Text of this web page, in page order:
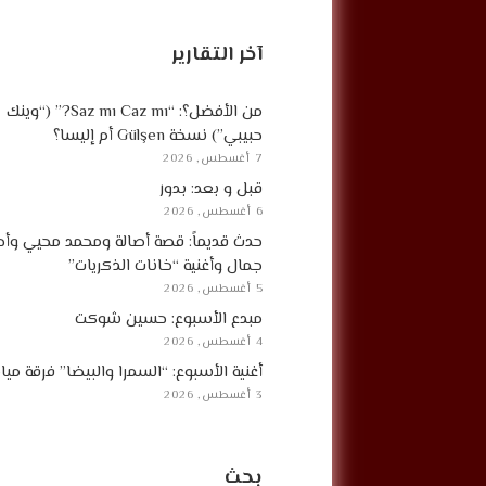
آخر التقارير
من الأفضل؟: “Saz mı Caz mı?” (“وينك
حبيبي”) نسخة Gülşen أم إليسا؟
7 أغسطس, 2026
قبل و بعد: بدور
6 أغسطس, 2026
حدث قديماً: قصة أصالة ومحمد محيي
جمال وأغنية “خانات الذكريات”
5 أغسطس, 2026
مبدع الأسبوع: حسين شوكت
4 أغسطس, 2026
أغنية الأسبوع: “السمرا والبيضا” فرقة
3 أغسطس, 2026
بحث